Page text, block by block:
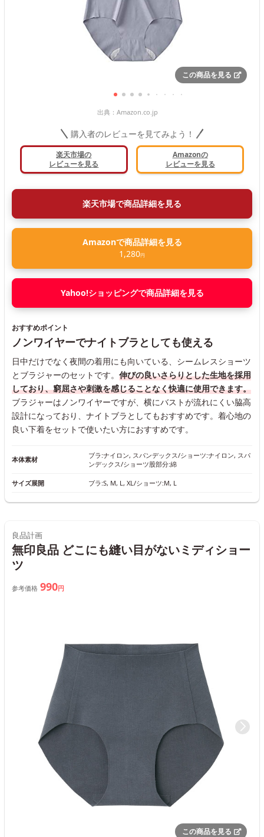
この商品を見る
出典： Amazon.co.jp
購入者のレビューを見てみよう！
楽天市場の
レビューを見る
Amazonの
レビューを見る
楽天市場で商品詳細を見る
Amazonで商品詳細を見る
1,280円
Yahoo!ショッピングで商品詳細を見る
おすすめポイント
ノンワイヤーでナイトブラとしても使える
日中だけでなく夜間の着用にも向いている、シームレスショーツ
とブラジャーのセットです。 伸びの良いさらりとした生地を採用
しており、窮屈さや刺激を感じることなく快適に使用できます。
ブラジャーはノンワイヤーですが、横にバストが流れにくい脇高
設計になっており、ナイトブラとしてもおすすめです。着心地の
良い下着をセットで使いたい方におすすめです。
本体素材
ブラ:ナイロン, スパンデックス/ショーツ:ナイロン, スパ
ンデックス/ショーツ股部分:綿
サイズ展開 ブラ:S, M, L, XL/ショーツ:M, L
良品計画
無印良品 どこにも縫い目がないミディショー
ツ
参考価格 990円
この商品を見る